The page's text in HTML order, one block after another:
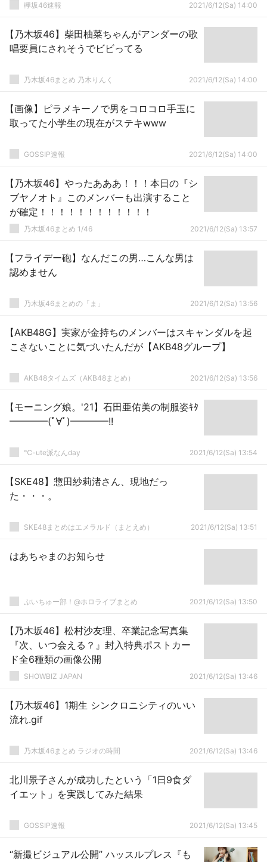
欅坂46速報 2021/6/12(Sa) 14:00
【乃木坂46】柴田柚菜ちゃんがアンダーの歌
唱要員にされそうでビビってる
乃木坂46まとめ 乃木りんく 2021/6/12(Sa) 14:00
【画像】ピラメキーノで男をコロコロ手玉に
取ってた小学生の現在がステキwww
GOSSIP速報 2021/6/12(Sa) 14:00
【乃木坂46】やったあああ！！！本日の『シ
ブヤノオト』このメンバーも出演すること
が確定！！！！！！！！！！！！
乃木坂46まとめ 1/46 2021/6/12(Sa) 13:57
【フライデー砲】なんだこの男…こんな男は
認めません
乃木坂46まとめの「ま」 2021/6/12(Sa) 13:56
【AKB48G】実家が金持ちのメンバーはスキャンダルを起
こさないことに気づいたんだが【AKB48グループ】
AKB48タイムズ（AKB48まとめ） 2021/6/12(Sa) 13:56
【モーニング娘。'21】石田亜佑美の制服姿ｷﾀ
━━━━(ﾟ∀ﾟ)━━━━!!
℃-ute派なんday 2021/6/12(Sa) 13:54
【SKE48】惣田紗莉渚さん、現地だっ
た・・・。
SKE48まとめはエメラルド（まとえめ） 2021/6/12(Sa) 13:51
はあちゃまのお知らせ
ぶいちゅー部！@ホロライブまとめ 2021/6/12(Sa) 13:50
【乃木坂46】松村沙友理、卒業記念写真集
『次、いつ会える？』封入特典ポストカー
ド全6種類の画像公開
SHOWBIZ JAPAN 2021/6/12(Sa) 13:46
【乃木坂46】1期生 シンクロニシティのいい
流れ.gif
乃木坂46まとめ ラジオの時間 2021/6/12(Sa) 13:46
北川景子さんが成功したという「1日9食ダ
イエット」を実践してみた結果
GOSSIP速報 2021/6/12(Sa) 13:45
“新撮ビジュアル公開” ハッスルプレス『も